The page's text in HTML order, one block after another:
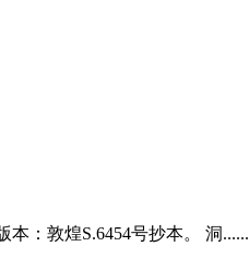
：敦煌S.6454号抄本。 洞......